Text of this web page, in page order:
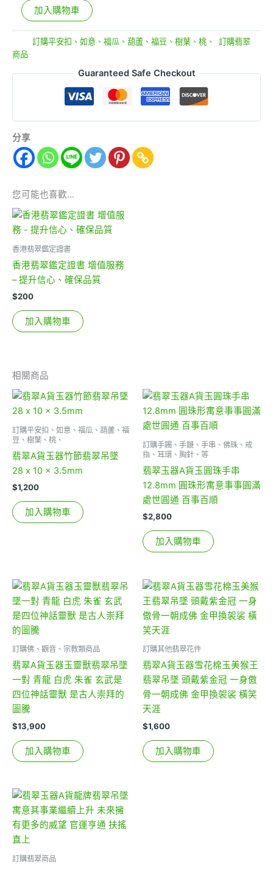
加入購物車
訂購平安扣、如意、福瓜、葫蘆、福豆、樹葉、桃、
訂購翡翠
商品
Guaranteed Safe Checkout
分享
您可能也喜歡…
香港翡翠鑑定證書
香港翡翠鑑定證書 增值服務
– 提升信心、確保品質
$200
加入購物車
相關商品
訂購平安扣、如意、福瓜、葫蘆、福
豆、樹葉、桃、
翡翠A貨玉器竹節翡翠吊墜
28 x 10 x 3.5mm
$1,200
加入購物車
訂購手鐲、手鏈、手串、佛珠、戒
指、耳環、胸針、等
翡翠玉器A貨玉圓珠手串
12.8mm 圓珠形寓意事事圓滿
處世圓通 百事百順
$2,800
加入購物車
訂購佛、觀音、宗教類商品
翡翠A貨玉器玉靈獸翡翠吊墜
一對 青龍 白虎 朱雀 玄武是
四位神話靈獸 是古人崇拜的
圖騰
$13,900
加入購物車
訂購其他翡翠花件
翡翠A貨玉器雪花棉玉美猴王
翡翠吊墜 頭戴紫金冠 一身傲
骨一朝成佛 金甲換袈裟 橫笑
天涯
$1,600
加入購物車
訂購翡翠商品